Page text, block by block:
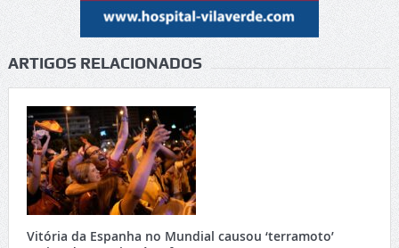
ARTIGOS RELACIONADOS
Vitória da Espanha no Mundial causou ‘terramoto’